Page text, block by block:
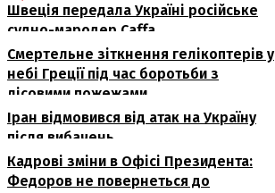
Швеція передала Україні російське
судно-мародер Caffa
Смертельне зіткнення гелікоптерів у
небі Греції під час боротьби з
лісовими пожежами
Іран відмовився від атак на Україну
після вибачень
Кадрові зміни в Офісі Президента:
Федоров не повернеться до